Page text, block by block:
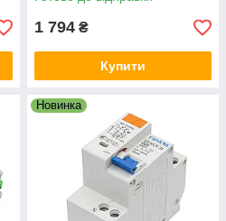
1 794 ₴
Купити
Новинка